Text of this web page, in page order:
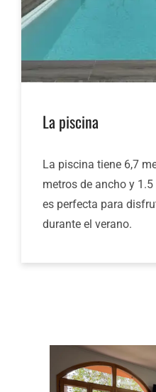
La piscina
La piscina tiene 6,7
metros de ancho y
es perfecta para
durante el verano.